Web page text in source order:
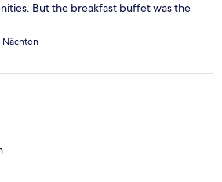
But the breakfast buffet was the